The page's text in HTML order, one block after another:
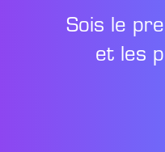
Sois le
et les